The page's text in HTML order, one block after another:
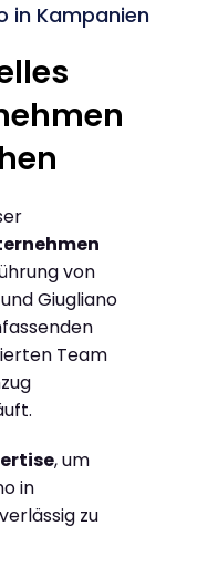
in Kampanien
von
Giugliano
Team
, um
in
zu